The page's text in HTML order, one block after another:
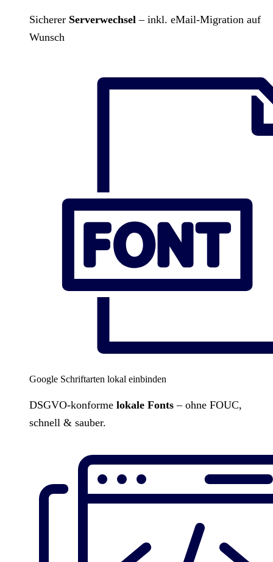
Sicherer Serverwechsel – inkl. eMail-Migration auf
Wunsch
Google Schriftarten lokal einbinden
DSGVO-konforme lokale Fonts – ohne FOUC,
schnell & sauber.